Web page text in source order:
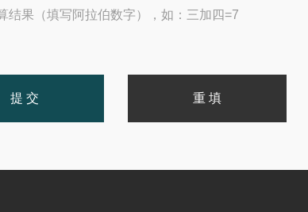
结果（填写阿拉伯数字），如：三加四=7